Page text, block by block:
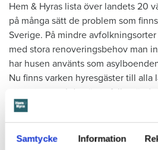
Samtycke Information
Hem & Hyras lista över landets 20
på många sätt de problem som
Sverige. På mindre
med stora renoveringsbehov man
har husen använts som
Nu finns varken hyresgäster till
att rusta upp. I de värsta fallen är
av affärsidén – att inte ta hand som